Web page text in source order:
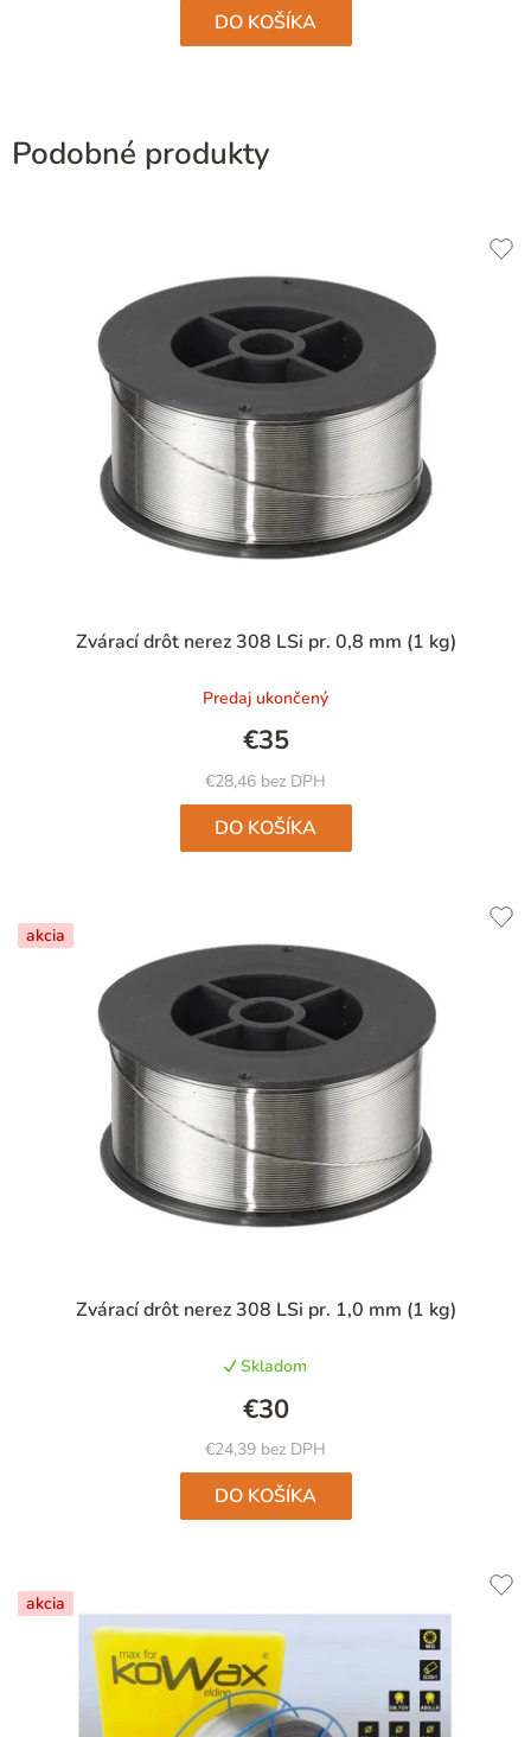
DO KOŠÍKA
Podobné produkty
Zvárací drôt nerez 308 LSi pr. 0,8 mm (1 kg)
hodnotenie
je
4,9
z
5
hviezdičiek.
Predaj ukončený
€28,46 bez DPH
€35
DO KOŠÍKA
akcia
Zvárací drôt nerez 308 LSi pr. 1,0 mm (1 kg)
hodnotenie
je
5,0
z
5
hviezdičiek.
Skladom
€24,39 bez DPH
€30
DO KOŠÍKA
akcia